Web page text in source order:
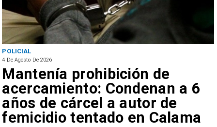
POLICIAL
4 De Agosto De 2026
Mantenía prohibición de
acercamiento: Condenan a 6
años de cárcel a autor de
femicidio tentado en Calama